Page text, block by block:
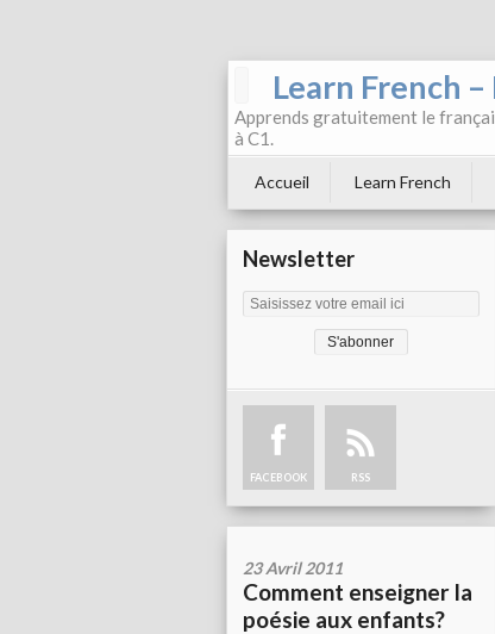
Learn French –
Apprends gratuitement le
à C1.
Accueil Learn French
Newsletter
FACEBOOK RSS
23 Avril 2011
Comment enseigner la
poésie aux enfants?